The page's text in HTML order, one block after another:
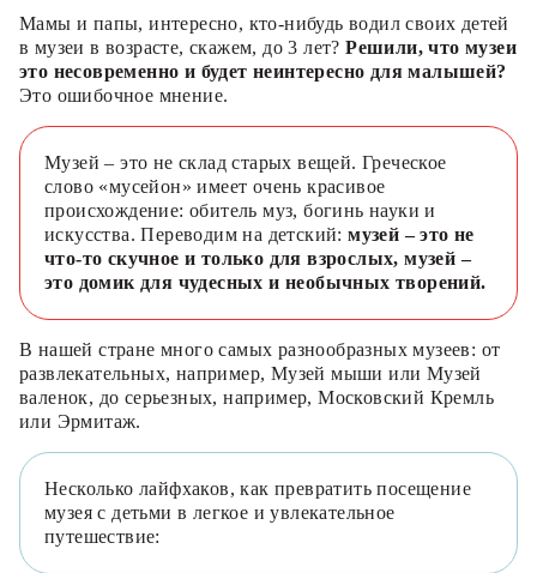
Мамы и папы, интересно, кто-нибудь водил своих детей
в музеи в возрасте, скажем, до 3 лет?Решили, что музеи
это несовременно и будет неинтересно для малышей?
Это ошибочное мнение.
Музей – это не склад старых вещей. Греческое
слово «мусейон» имеет очень красивое
происхождение: обитель муз, богинь науки и
искусства. Переводим на детский:музей – это не
что-то скучное и только для взрослых, музей –
это домик для чудесных и необычных творений.
В нашей стране много самых разнообразных музеев: от
развлекательных, например, Музей мыши или Музей
валенок, до серьезных, например, Московский Кремль
или Эрмитаж.
Несколько лайфхаков, как превратить посещение
музея с детьми в легкое и увлекательное
путешествие: